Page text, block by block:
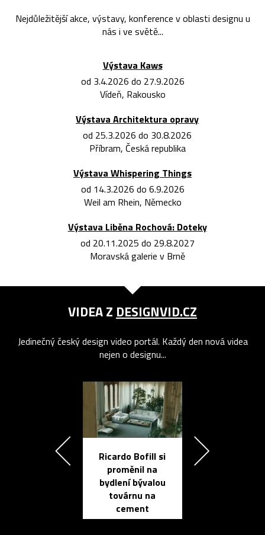
Nejdůležitější akce, výstavy, konference v oblasti designu u
nás i ve světě...
Výstava Kaws
od 3.4.2026 do 27.9.2026
Vídeň, Rakousko
Výstava Architektura opravy
od 25.3.2026 do 30.8.2026
Příbram, Česká republika
Výstava Whispering Things
od 14.3.2026 do 6.9.2026
Weil am Rhein, Německo
Výstava Liběna Rochová: Doteky
od 20.11.2025 do 29.8.2027
Moravská galerie v Brně
VIDEA Z DESIGNVID.CZ
Jedinečný český design video portál. Každý den nová videa
nejen o designu...
Ricardo Bofill si
proměnil na
bydlení bývalou
továrnu na
cement